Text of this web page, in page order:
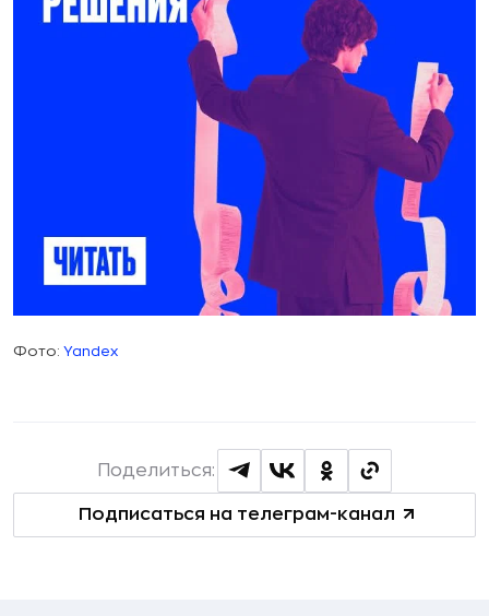
Фото: Yandex
Подписаться на телеграм-канал
Поделиться: